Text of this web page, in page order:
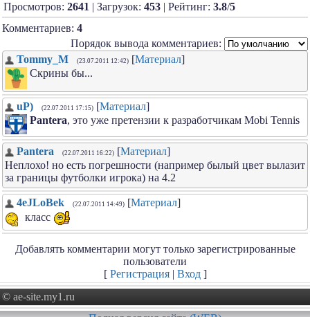
Просмотров: 2641 | Загрузок: 453 | Рейтинг: 3.8/5
Комментариев: 4
Порядок вывода комментариев:
Tommy_M
(23.07.2011 12:42) [Материал]
Скрины бы...
uP) (22.07.2011 17:15) [Материал]
Pantera, это уже претензии к разработчикам Mobi Tennis
Pantera (22.07.2011 16:22) [Материал]
Неплохо! но есть погрешности (например былый цвет вылазит
за границы футболки игрока) на 4.2
4eJLoBek (22.07.2011 14:49) [Материал]
класс
Добавлять комментарии могут только зарегистрированные
пользователи
[ Регистрация| Вход]
© ae-site.my1.ru